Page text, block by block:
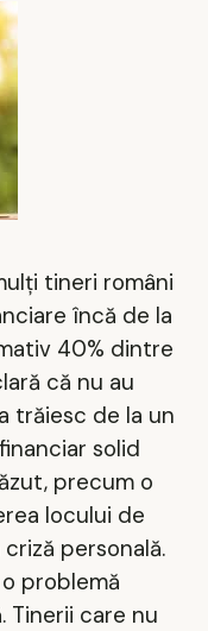
tineri români
încă de la
40% dintre
că nu au
trăiesc de la un
solid
precum o
locului de
personală.
problemă
Tinerii care nu